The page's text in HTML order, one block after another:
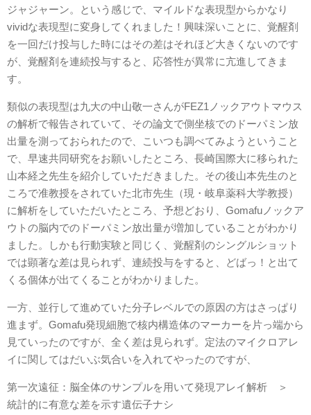
ジャジャーン。という感じで、マイルドな表現型からかなり
vividな表現型に変身してくれました！興味深いことに、覚醒剤
を一回だけ投与した時にはその差はそれほど大きくないのです
が、覚醒剤を連続投与すると、応答性が異常に亢進してきま
す。
類似の表現型は九大の中山敬一さんがFEZ1ノックアウトマウス
の解析で報告されていて、その論文で側坐核でのドーパミン放
出量を測っておられたので、こいつも調べてみようということ
で、早速共同研究をお願いしたところ、長崎国際大に移られた
山本経之先生を紹介していただきました。その後山本先生のと
ころで准教授をされていた北市先生（現・岐阜薬科大学教授）
に解析をしていただいたところ、予想どおり、Gomafuノックア
ウトの脳内でのドーパミン放出量が増加していることがわかり
ました。しかも行動実験と同じく、覚醒剤のシングルショット
では顕著な差は見られず、連続投与をすると、どばっ！と出て
くる個体が出てくることがわかりました。
一方、並行して進めていた分子レベルでの原因の方はさっぱり
進まず。Gomafu発現細胞で核内構造体のマーカーを片っ端から
見ていったのですが、全く差は見られず。定法のマイクロアレ
イに関してはだいぶ気合いを入れてやったのですが、
第一次遠征：脳全体のサンプルを用いて発現アレイ解析 ＞
統計的に有意な差を示す遺伝子ナシ